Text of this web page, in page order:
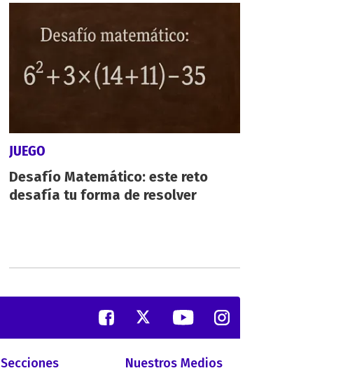
JUEGO
Desafío Matemático: este reto
desafía tu forma de resolver
Secciones Nuestros Medios